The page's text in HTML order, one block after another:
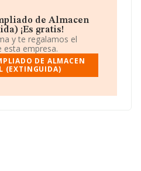
de empleados y
en INFORMA, el
compañía ha estado por
.
Dotor Sll
de Almacen
¡Es gratis!
y te regalamos el
esta empresa.
DE ALMACEN
(EXTINGUIDA)